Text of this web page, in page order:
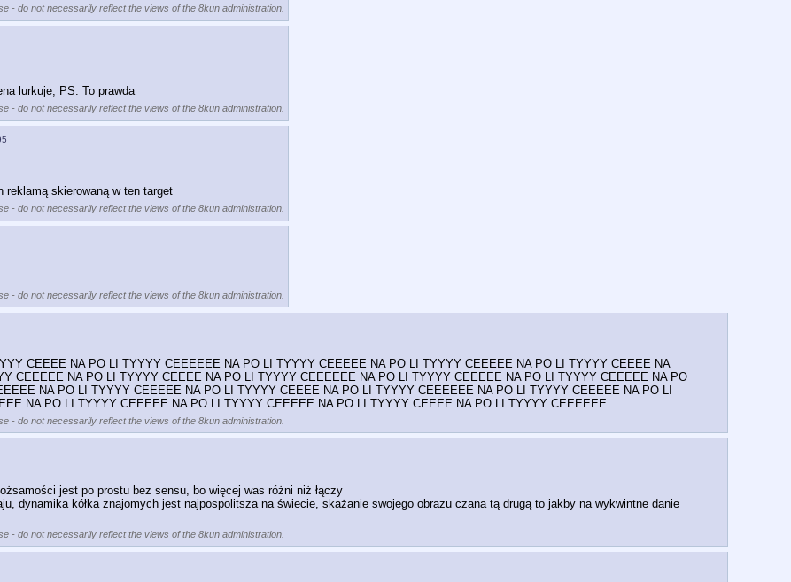
- do not necessarily reflect the views of the 8kun administration.
lurkuje, PS. To prawda
- do not necessarily reflect the views of the 8kun administration.
skierowaną w ten target
- do not necessarily reflect the views of the 8kun administration.
- do not necessarily reflect the views of the 8kun administration.
CEEEE NA PO LI TYYYY CEEEEEE NA PO LI TYYYY CEEEEE NA PO LI TYYYY CEEEEE NA PO LI TYYYY CEEEE NA
CEEEEE NA PO LI TYYYY CEEEE NA PO LI TYYYY CEEEEEE NA PO LI TYYYY CEEEEE NA PO LI TYYYY CEEEEE NA PO
NA PO LI TYYYY CEEEEE NA PO LI TYYYY CEEEE NA PO LI TYYYY CEEEEEE NA PO LI TYYYY CEEEEE NA PO LI
NA PO LI TYYYY CEEEEE NA PO LI TYYYY CEEEEE NA PO LI TYYYY CEEEE NA PO LI TYYYY CEEEEEE
- do not necessarily reflect the views of the 8kun administration.
jest po prostu bez sensu, bo więcej was różni niż łączy
dynamika kółka znajomych jest najpospolitsza na świecie, skażanie swojego obrazu czana tą drugą to jakby na wykwintne danie
- do not necessarily reflect the views of the 8kun administration.